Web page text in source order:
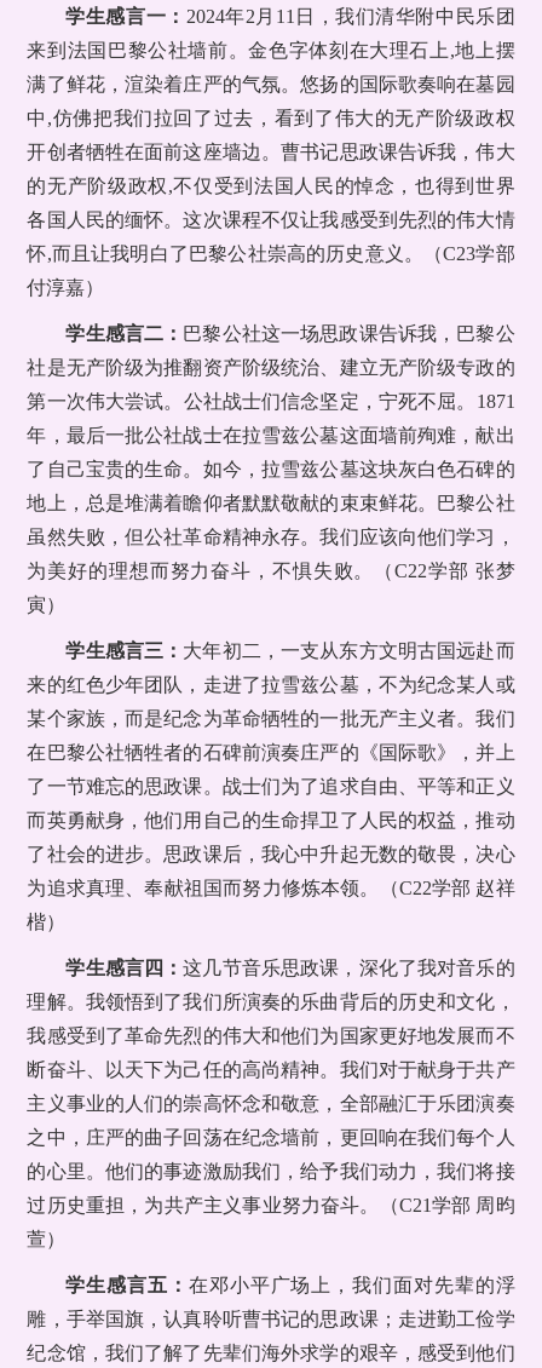
学生感言一： 2024年2月11日，我们清华附中民乐团
来到法国巴黎公社墙前。金色字体刻在大理石上,地上摆
满了鲜花，渲染着庄严的气氛。悠扬的国际歌奏响在墓园
中,仿佛把我们拉回了过去，看到了伟大的无产阶级政权
开创者牺牲在面前这座墙边。曹书记思政课告诉我，伟大
的无产阶级政权,不仅受到法国人民的悼念，也得到世界
各国人民的缅怀。这次课程不仅让我感受到先烈的伟大情
怀,而且让我明白了巴黎公社崇高的历史意义。（C23学部
付淳嘉）
学生感言二： 巴黎公社这一场思政课告诉我，巴黎公
社是无产阶级为推翻资产阶级统治、建立无产阶级专政的
第一次伟大尝试。公社战士们信念坚定，宁死不屈。1871
年，最后一批公社战士在拉雪兹公墓这面墙前殉难，献出
了自己宝贵的生命。如今，拉雪兹公墓这块灰白色石碑的
地上，总是堆满着瞻仰者默默敬献的束束鲜花。巴黎公社
虽然失败，但公社革命精神永存。我们应该向他们学习，
为美好的理想而努力奋斗，不惧失败。（C22学部 张梦
寅）
学生感言三： 大年初二，一支从东方文明古国远赴而
来的红色少年团队，走进了拉雪兹公墓，不为纪念某人或
某个家族，而是纪念为革命牺牲的一批无产主义者。我们
在巴黎公社牺牲者的石碑前演奏庄严的《国际歌》，并上
了一节难忘的思政课。战士们为了追求自由、平等和正义
而英勇献身，他们用自己的生命捍卫了人民的权益，推动
了社会的进步。思政课后，我心中升起无数的敬畏，决心
为追求真理、奉献祖国而努力修炼本领。（C22学部 赵祥
楷）
学生感言四：这几节音乐思政课，深化了我对音乐的
理解。我领悟到了我们所演奏的乐曲背后的历史和文化，
我感受到了革命先烈的伟大和他们为国家更好地发展而不
断奋斗、以天下为己任的高尚精神。我们对于献身于共产
主义事业的人们的崇高怀念和敬意，全部融汇于乐团演奏
之中，庄严的曲子回荡在纪念墙前，更回响在我们每个人
的心里。他们的事迹激励我们，给予我们动力，我们将接
过历史重担，为共产主义事业努力奋斗。（C21学部 周昀
萱）
学生感言五： 在邓小平广场上，我们面对先辈的浮
雕，手举国旗，认真聆听曹书记的思政课；走进勤工俭学
纪念馆，我们了解了先辈们海外求学的艰辛，感受到他们